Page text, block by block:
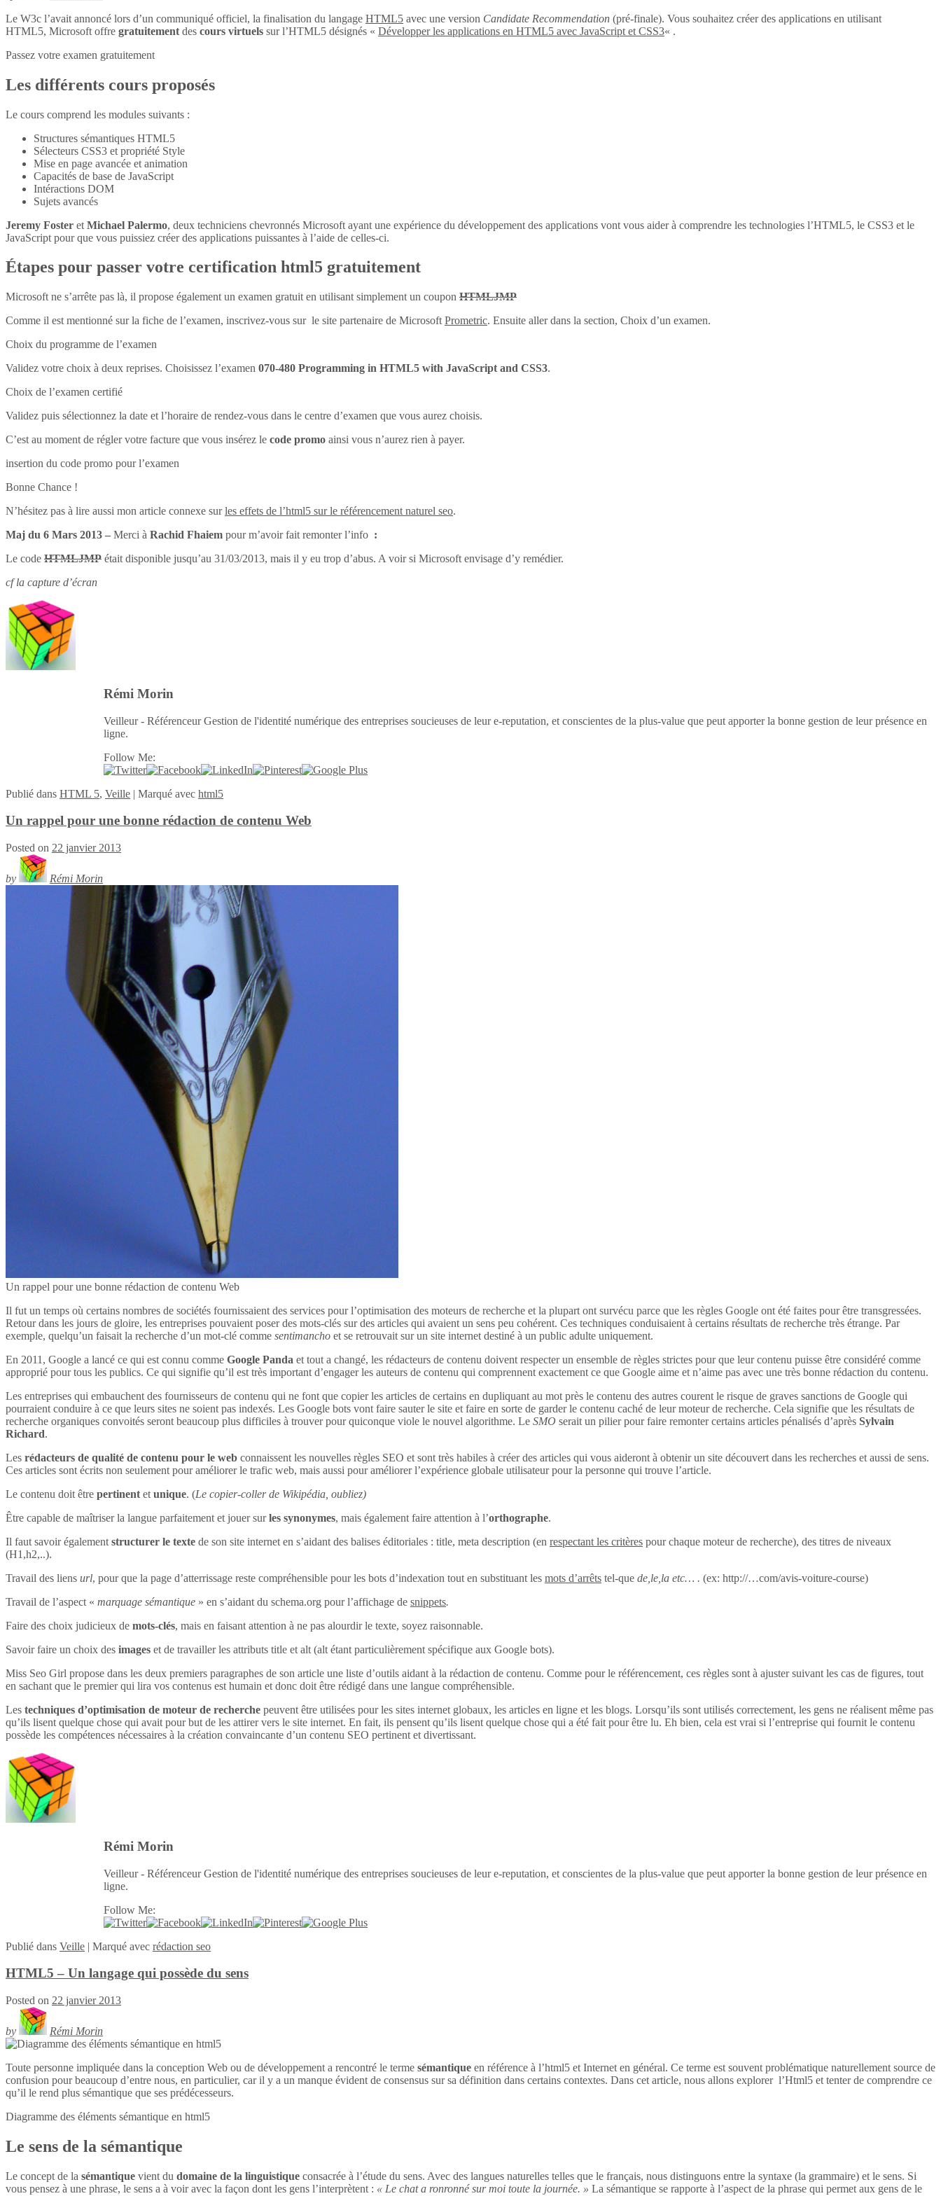
Le W3c l’avait annoncé lors d’un communiqué officiel, la finalisation du langage HTML5 avec une version Candidate Recommendation (pré-finale). Vous souhaitez créer des applications en utilisant
HTML5, Microsoft offre gratuitement des cours virtuels sur l’HTML5 désignés « Développer les applications en HTML5 avec JavaScript et CSS3« .
Passez votre examen gratuitement
Les différents cours proposés
Le cours comprend les modules suivants :
Structures sémantiques HTML5
Sélecteurs CSS3 et propriété Style
Mise en page avancée et animation
Capacités de base de JavaScript
Intéractions DOM
Sujets avancés
Jeremy Foster et Michael Palermo, deux techniciens chevronnés Microsoft ayant une expérience du développement des applications vont vous aider à comprendre les technologies l’HTML5, le CSS3 et le
JavaScript pour que vous puissiez créer des applications puissantes à l’aide de celles-ci.
Étapes pour passer votre certification html5 gratuitement
Microsoft ne s’arrête pas là, il propose également un examen gratuit en utilisant simplement un coupon HTMLJMP
Comme il est mentionné sur la fiche de l’examen, inscrivez-vous sur le site partenaire de Microsoft Prometric. Ensuite aller dans la section, Choix d’un examen.
Choix du programme de l’examen
Validez votre choix à deux reprises. Choisissez l’examen 070-480 Programming in HTML5 with JavaScript and CSS3.
Choix de l’examen certifié
Validez puis sélectionnez la date et l’horaire de rendez-vous dans le centre d’examen que vous aurez choisis.
C’est au moment de régler votre facture que vous insérez le code promo ainsi vous n’aurez rien à payer.
insertion du code promo pour l’examen
Bonne Chance !
N’hésitez pas à lire aussi mon article connexe surles effets de l’html5 sur le référencement naturel seo.
Maj du 6 Mars 2013 – Merci à Rachid Fhaiem pour m’avoir fait remonter l’info :
Le code HTMLJMP était disponible jusqu’au 31/03/2013, mais il y eu trop d’abus. A voir si Microsoft envisage d’y remédier.
cf la capture d’écran
Rémi Morin
Veilleur - Référenceur Gestion de l'identité numérique des entreprises soucieuses de leur e-reputation, et conscientes de la plus-value que peut apporter la bonne gestion de leur présence en
ligne.
Follow Me:
Publié dans HTML 5, Veille | Marqué avec html5
Un rappel pour une bonne rédaction de contenu Web
Posted on 22 janvier 2013
by Rémi Morin
Un rappel pour une bonne rédaction de contenu Web
Il fut un temps où certains nombres de sociétés fournissaient des services pour l’optimisation des moteurs de recherche et la plupart ont survécu parce que les règles Google ont été faites pour être transgressées.
Retour dans les jours de gloire, les entreprises pouvaient poser des mots-clés sur des articles qui avaient un sens peu cohérent. Ces techniques conduisaient à certains résultats de recherche très étrange. Par
exemple, quelqu’un faisait la recherche d’un mot-clé comme sentimancho et se retrouvait sur un site internet destiné à un public adulte uniquement.
En 2011, Google a lancé ce qui est connu comme Google Panda et tout a changé, les rédacteurs de contenu doivent respecter un ensemble de règles strictes pour que leur contenu puisse être considéré comme
approprié pour tous les publics. Ce qui signifie qu’il est très important d’engager les auteurs de contenu qui comprennent exactement ce que Google aime et n’aime pas avec une très bonne rédaction du contenu.
Les entreprises qui embauchent des fournisseurs de contenu qui ne font que copier les articles de certains en dupliquant au mot près le contenu des autres courent le risque de graves sanctions de Google qui
pourraient conduire à ce que leurs sites ne soient pas indexés. Les Google bots vont faire sauter le site et faire en sorte de garder le contenu caché de leur moteur de recherche. Cela signifie que les résultats de
recherche organiques convoités seront beaucoup plus difficiles à trouver pour quiconque viole le nouvel algorithme. Le SMO serait un pilier pour faire remonter certains articles pénalisés d’après Sylvain
Richard.
Les rédacteurs de qualité de contenu pour le web connaissent les nouvelles règles SEO et sont très habiles à créer des articles qui vous aideront à obtenir un site découvert dans les recherches et aussi de sens.
Ces articles sont écrits non seulement pour améliorer le trafic web, mais aussi pour améliorer l’expérience globale utilisateur pour la personne qui trouve l’article.
Le contenu doit être pertinent et unique. (Le copier-coller de Wikipédia, oubliez)
Être capable de maîtriser la langue parfaitement et jouer surles synonymes, mais également faire attention à l’orthographe.
Il faut savoir également structurer le texte de son site internet en s’aidant des balises éditoriales : title, meta description (en respectant les critères pour chaque moteur de recherche), des titres de niveaux
(H1,h2,..).
Travail des liens url, pour que la page d’atterrissage reste compréhensible pour les bots d’indexation tout en substituant les mots d’arrêts tel-que de,le,la etc… . (ex: http://…com/avis-voiture-course)
Travail de l’aspect « marquage sémantique » en s’aidant du schema.org pour l’affichage de snippets.
Faire des choix judicieux de mots-clés, mais en faisant attention à ne pas alourdir le texte, soyez raisonnable.
Savoir faire un choix des images et de travailler les attributs title et alt (alt étant particulièrement spécifique aux Google bots).
Miss Seo Girl propose dans les deux premiers paragraphes de son article une liste d’outils aidant à la rédaction de contenu. Comme pour le référencement, ces règles sont à ajuster suivant les cas de figures, tout
en sachant que le premier qui lira vos contenus est humain et donc doit être rédigé dans une langue compréhensible.
Les techniques d’optimisation de moteur de recherche peuvent être utilisées pour les sites internet globaux, les articles en ligne et les blogs. Lorsqu’ils sont utilisés correctement, les gens ne réalisent même pas
qu’ils lisent quelque chose qui avait pour but de les attirer vers le site internet. En fait, ils pensent qu’ils lisent quelque chose qui a été fait pour être lu. Eh bien, cela est vrai si l’entreprise qui fournit le contenu
possède les compétences nécessaires à la création convaincante d’un contenu SEO pertinent et divertissant.
Rémi Morin
Veilleur - Référenceur Gestion de l'identité numérique des entreprises soucieuses de leur e-reputation, et conscientes de la plus-value que peut apporter la bonne gestion de leur présence en
ligne.
Follow Me:
Publié dans Veille | Marqué avec rédaction seo
HTML5 – Un langage qui possède du sens
Posted on 22 janvier 2013
by Rémi Morin
Toute personne impliquée dans la conception Web ou de développement a rencontré le terme sémantique en référence à l’html5 et Internet en général. Ce terme est souvent problématique naturellement source de
confusion pour beaucoup d’entre nous, en particulier, car il y a un manque évident de consensus sur sa définition dans certains contextes. Dans cet article, nous allons explorer l’Html5 et tenter de comprendre ce
qu’il le rend plus sémantique que ses prédécesseurs.
Diagramme des éléments sémantique en html5
Le sens de la sémantique
Le concept de la sémantique vient du domaine de la linguistique consacrée à l’étude du sens. Avec des langues naturelles telles que le français, nous distinguons entre la syntaxe (la grammaire) et le sens. Si
vous pensez à une phrase, le sens a à voir avec la façon dont les gens l’interprètent : « Le chat a ronronné sur moi toute la journée. » La sémantique se rapporte à l’aspect de la phrase qui permet aux gens de le